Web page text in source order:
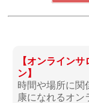
【オンライン
ン】
時間や場所に関
康になれるオン